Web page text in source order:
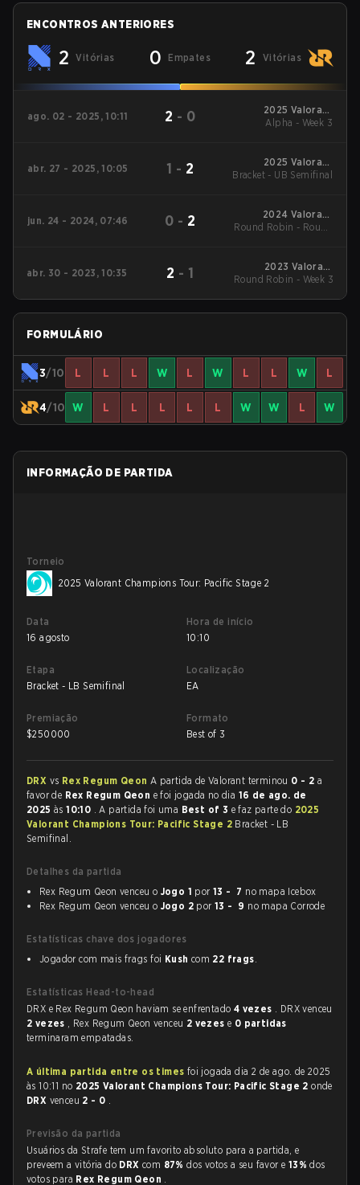
ENCONTROS ANTERIORES
2 Vitórias 0 Empates 2 Vitórias
ago. 02 - 2025, 10:11 2 - 0
2025 Valorant
Champions Tour:
Alpha - Week 3
abr. 27 - 2025, 10:05 1 - 2
2025 Valorant
Champions Tour:
Bracket - UB Semifinal
jun. 24 - 2024, 07:46 0 - 2
2024 Valorant
Champions Tour:
Round Robin - Round
abr. 30 - 2023, 10:35 2 - 1
2023 Valorant
Champions Tour:
Round Robin - Week 3
FORMULÁRIO
3/10 L L L W L W L L W L
4/10 W L L L L L W W L W
INFORMAÇÃO DE PARTIDA
Torneio
2025 Valorant Champions Tour: Pacific Stage 2
Data
16 agosto
Hora de início
10:10
Etapa
Bracket - LB Semifinal
Localização
EA
Premiação
$250000
Formato
Best of 3
DRX vs Rex Regum Qeon A partida de Valorant terminou 0 - 2 a
favor de Rex Regum Qeon e foi jogada no dia 16 de ago. de
2025 às10:10 . A partida foi uma Best of 3 e faz parte do 2025
Valorant Champions Tour: Pacific Stage 2 Bracket - LB
Semifinal.
Detalhes da partida
Rex Regum Qeon venceu o Jogo 1 por13 - 7 no mapa Icebox
Rex Regum Qeon venceu o Jogo 2 por13 - 9 no mapa Corrode
Estatísticas chave dos jogadores
Jogador com mais frags foi Kush com 22 frags.
Estatísticas Head-to-head
DRX e Rex Regum Qeon haviam se enfrentado 4 vezes . DRX venceu
2 vezes , Rex Regum Qeon venceu 2 vezese 0 partidas
terminaram empatadas.
A última partida entre os times foi jogada dia 2 de ago. de 2025
às 10:11 no 2025 Valorant Champions Tour: Pacific Stage 2onde
DRX venceu 2 - 0 .
Previsão da partida
Usuários da Strafe tem um favorito absoluto para a partida, e
preveem a vitória do DRXcom 87%dos votos a seu favor e 13%dos
votos para Rex Regum Qeon .